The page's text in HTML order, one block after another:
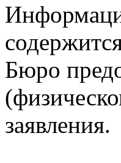
Бюро
заявления.